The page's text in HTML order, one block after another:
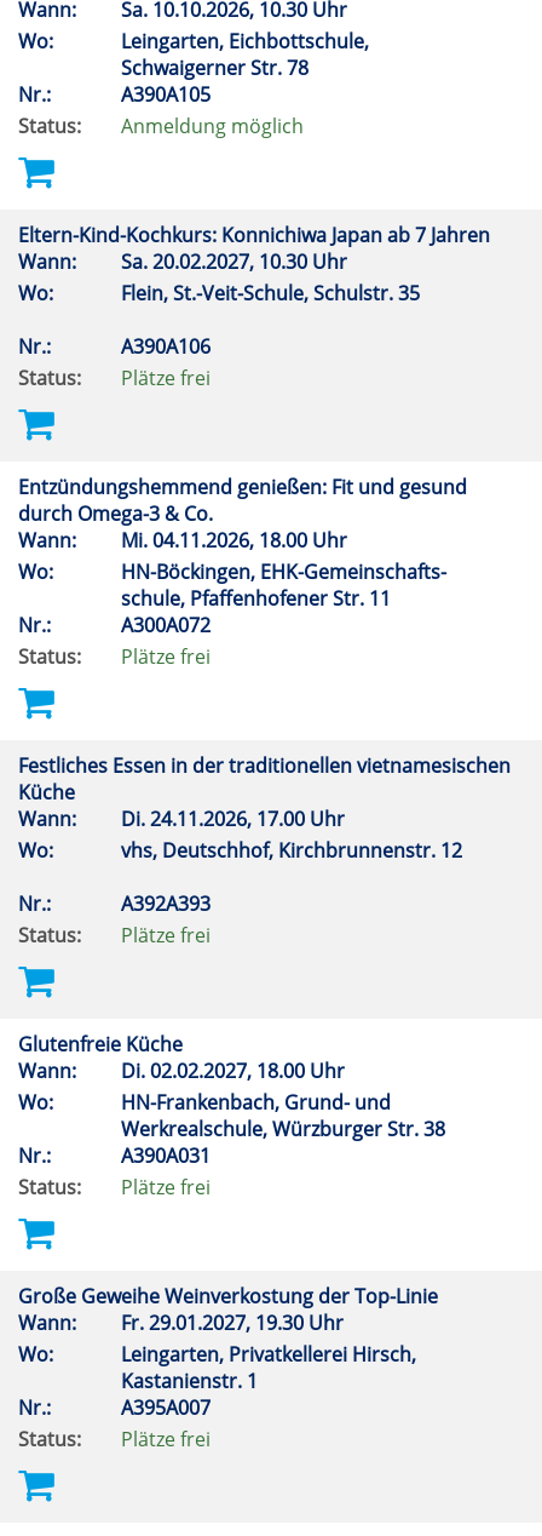
Wann: Sa. 10.10.2026, 10.30 Uhr
Wo:
Leingarten, Eichbottschule,
Schwaigerner Str. 78
Nr.:
A390A105
Status:
Anmeldung möglich
Eltern-Kind-Kochkurs: Konnichiwa Japan ab 7 Jahren
Wann:
Sa.20.02.2027, 10.30 Uhr
Wo:
Flein, St.-Veit-Schule, Schulstr. 35
Nr.:
A390A106
Status:
Plätze frei
Entzündungshemmend genießen: Fit und gesund
durch Omega-3 & Co.
Wann:
Mi.04.11.2026, 18.00 Uhr
Wo:
HN-Böckingen, EHK-Gemeinschafts-
schule, Pfaffenhofener Str. 11
Nr.:
A300A072
Status:
Plätze frei
Festliches Essen in der traditionellen vietnamesischen
Küche
Wann:
Di.24.11.2026, 17.00 Uhr
Wo:
vhs, Deutschhof, Kirchbrunnenstr. 12
Nr.:
A392A393
Status:
Plätze frei
Glutenfreie Küche
Wann:
Di.02.02.2027, 18.00 Uhr
Wo:
HN-Frankenbach, Grund- und
Werkrealschule, Würzburger Str. 38
Nr.:
A390A031
Status:
Plätze frei
Große Geweihe Weinverkostung der Top-Linie
Wann:
Fr.29.01.2027, 19.30 Uhr
Wo:
Leingarten, Privatkellerei Hirsch,
Kastanienstr. 1
Nr.:
A395A007
Status:
Plätze frei